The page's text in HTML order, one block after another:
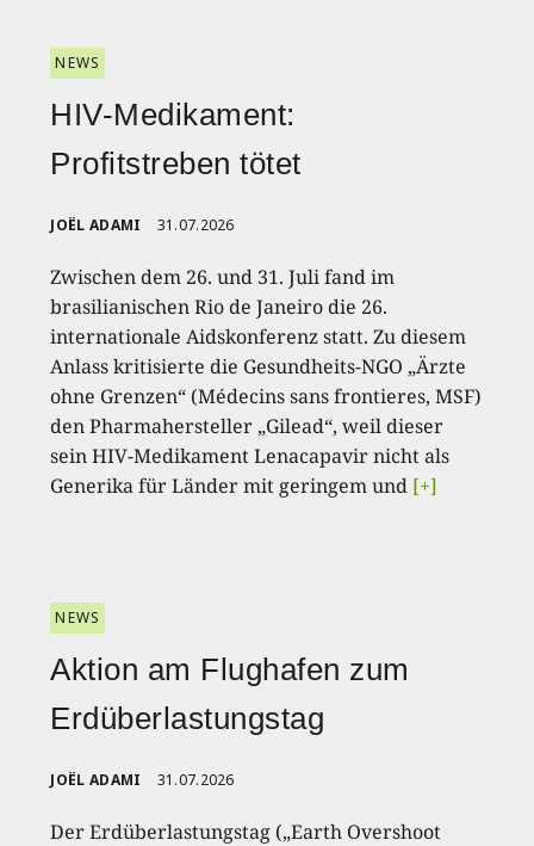
NEWS
HIV-Medikament:
Profitstreben tötet
JOËL ADAMI 31.07.2026
Zwischen dem 26. und 31. Juli fand im
brasilianischen Rio de Janeiro die 26.
internationale Aidskonferenz statt. Zu diesem
Anlass kritisierte die Gesundheits-NGO „Ärzte
ohne Grenzen“ (Médecins sans frontieres, MSF)
den Pharmahersteller „Gilead“, weil dieser
sein HIV-Medikament Lenacapavir nicht als
Generika für Länder mit geringem und [+]
NEWS
Aktion am Flughafen zum
Erdüberlastungstag
JOËL ADAMI 31.07.2026
Der Erdüberlastungstag („Earth Overshoot